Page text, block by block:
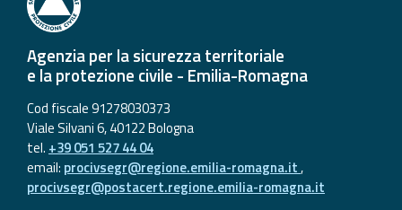
Agenzia per la sicurezza territoriale
e la protezione civile - Emilia-Romagna
Cod fiscale 91278030373
Viale Silvani 6, 40122 Bologna
tel. +39 051 527 44 04
email: procivsegr@regione.emilia-romagna.it,
procivsegr@postacert.regione.emilia-romagna.it